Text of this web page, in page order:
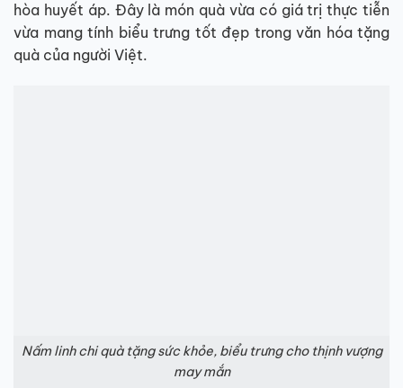
hòa huyết áp. Đây là món quà vừa có giá trị thực tiễn
vừa mang tính biểu trưng tốt đẹp trong văn hóa tặng
quà của người Việt.
Nấm linh chi quà tặng sức khỏe, biểu trưng cho thịnh vượng
may mắn